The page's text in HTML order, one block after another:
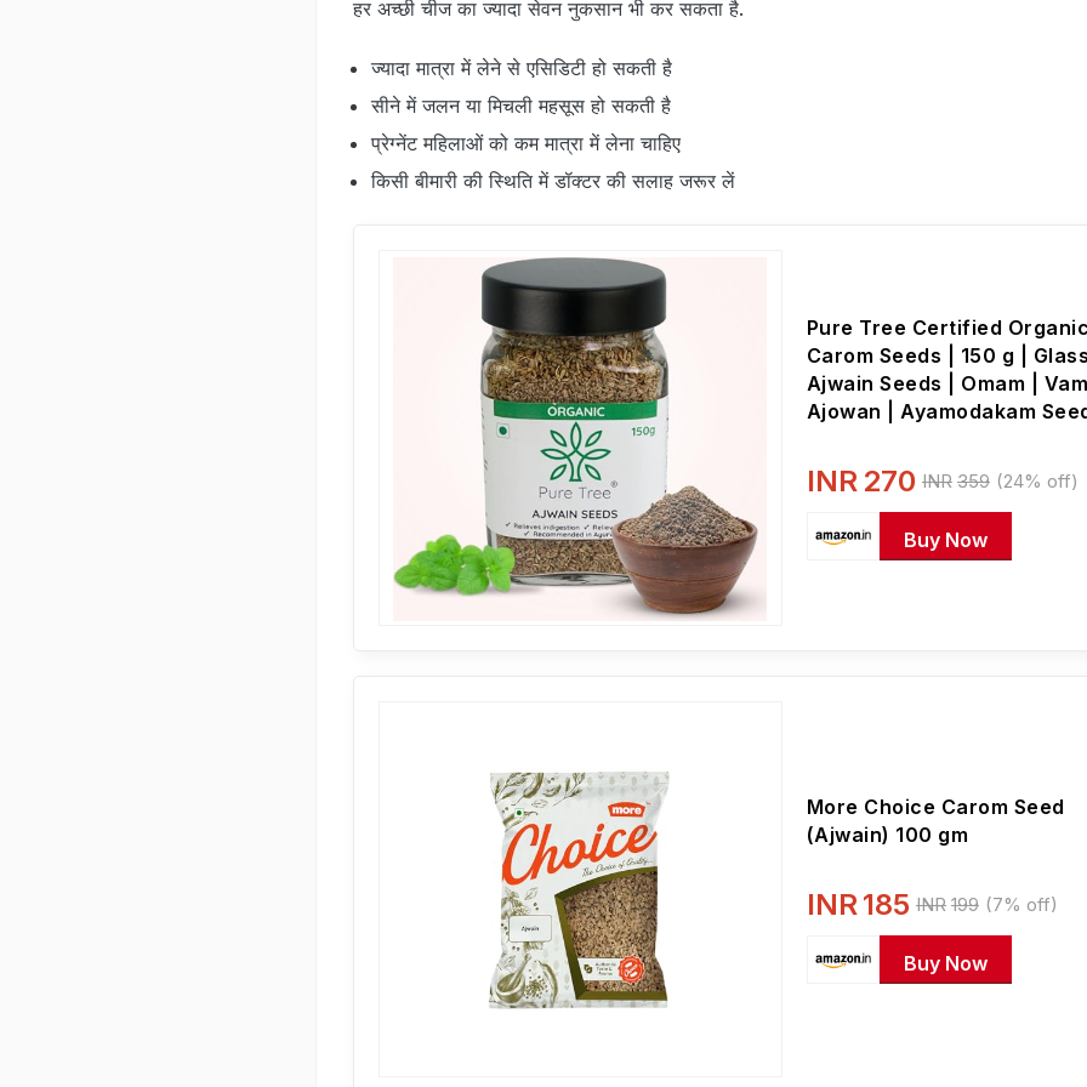
हर अच्छी चीज का ज्यादा सेवन नुकसान भी कर सकता है.
ज्यादा मात्रा में लेने से एसिडिटी हो सकती है
सीने में जलन या मिचली महसूस हो सकती है
प्रेग्नेंट महिलाओं को कम मात्रा में लेना चाहिए
किसी बीमारी की स्थिति में डॉक्टर की सलाह जरूर लें
Pure Tree Certified Organic
Carom Seeds | 150 g |
Ajwain Seeds | Omam |
Ajowan | Ayamodakam
INR 270 INR 359 (24% off)
Buy Now
More Choice Carom Seed
(Ajwain) 100 gm
INR185 INR 199 (7% off)
Buy Now